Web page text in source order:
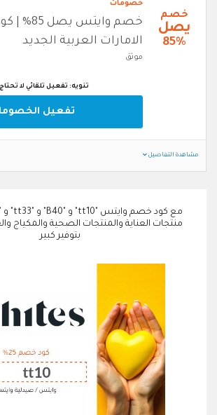
خصم
يصل
85%
خصومات
خصم وايتس
الامارات العربية الجديد
موثق
تنويه: تفعيل تلقائي لا
تفعيل
مشاهدة التفاصيل
منتجات العناية والمنتجات الصحية والمكياج
بتوفير كبير